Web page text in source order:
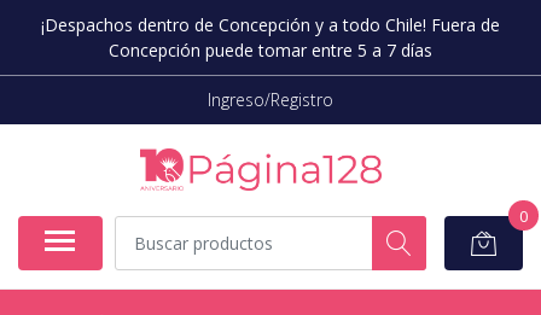
¡Despachos dentro de Concepción y a todo Chile! Fuera de
Concepción puede tomar entre 5 a 7 días
Ingreso/Registro
0